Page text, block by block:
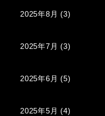
2025年8月 (3)
2025年7月 (3)
2025年6月 (5)
2025年5月 (4)